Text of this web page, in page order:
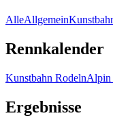
AlleAllgemein
Rennkalender
Kunstbahn RodelnAlpin
Ergebnisse